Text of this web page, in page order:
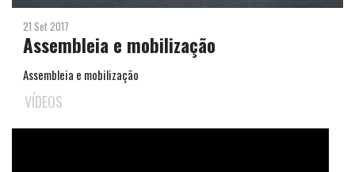
21 Set 2017
Assembleia e mobilização
Assembleia e mobilização
VÍDEOS